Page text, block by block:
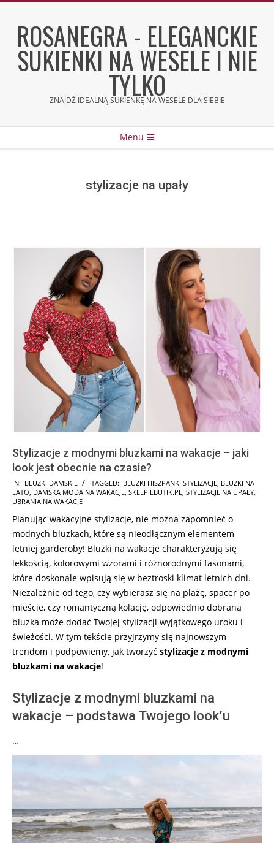
contentROSANEGRA - ELEGANCKIE
SUKIENKI NA WESELE I NIE
TYLKO
ZNAJDŹ IDEALNĄ SUKIENKĘ NA WESELE DLA SIEBIE
Menu
stylizacje na upały
Stylizacje z modnymi bluzkami na wakacje – jaki
look jest obecnie na czasie?
2026-
06-
IN: BLUZKI DAMSKIE TAGGED: BLUZKI HISZPANKI STYLIZACJE, BLUZKI NA
LATO, DAMSKA MODA NA WAKACJE, SKLEP EBUTIK.PL, STYLIZACJE NA UPAŁY,
UBRANIA NA WAKACJE
Planując wakacyjne stylizacje, nie można zapomnieć o
modnych bluzkach, które są nieodłącznym elementem
letniej garderoby! Bluzki na wakacje charakteryzują się
lekkością, kolorowymi wzorami i różnorodnymi fasonami,
które doskonale wpisują się w beztroski klimat letnich dni.
Niezależnie od tego, czy wybierasz się na plażę, spacer po
mieście, czy romantyczną kolację, odpowiednio dobrana
bluzka może dodać Twojej stylizacji wyjątkowego uroku i
świeżości. W tym tekście przyjrzymy się najnowszym
trendom i podpowiemy, jak tworzyć stylizacje z modnymi
bluzkami na wakacje!
Stylizacje z modnymi bluzkami na
wakacje – podstawa Twojego look’u
…